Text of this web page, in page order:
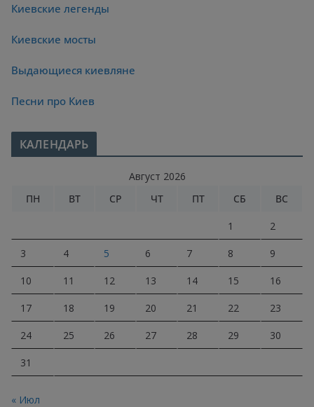
Киевские легенды
Киевские мосты
Выдающиеся киевляне
Песни про Киев
КАЛЕНДАРЬ
Август 2026
ПН
ВТ СР ЧТ ПТ СБ ВС
1 2
3 4 5 6 7 8 9
10 11 12 13 14 15 16
17 18 19 20 21 22 23
24 25 26 27 28 29 30
31
« Июл